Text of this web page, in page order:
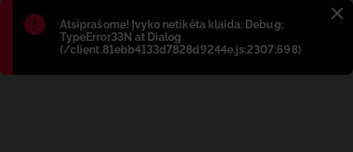
Błąd:
Atsiprašome! Įvyko netikėta klaida. Debug:
TypeError33N at Dialog
(/client.81ebb4133d7828d9244e.js:2307:698)